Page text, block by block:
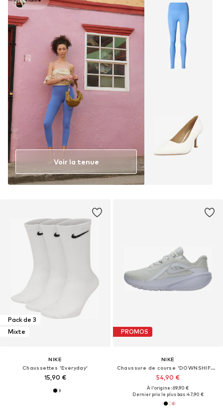
Pack de 3
Mixte
NIKE
Chaussettes 'Everyday'
15,90 €
PROMOS
NIKE
Chaussure de course 'DOWNSHIFTER 14'
54,90 €
À l'origine : 69,90 €
Dernier prix le plus bas :47,90 €
Voir la tenue